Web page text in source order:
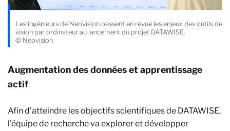
Les ingénieurs de Neovision passent en revue les enjeux des outils de
vision par ordinateur au lancement du projet DATAWISE.
© Neovision
Augmentation des données et apprentissage
actif
Afin d’atteindre les objectifs scientifiques de DATAWISE,
l'équipe de recherche va explorer et développer